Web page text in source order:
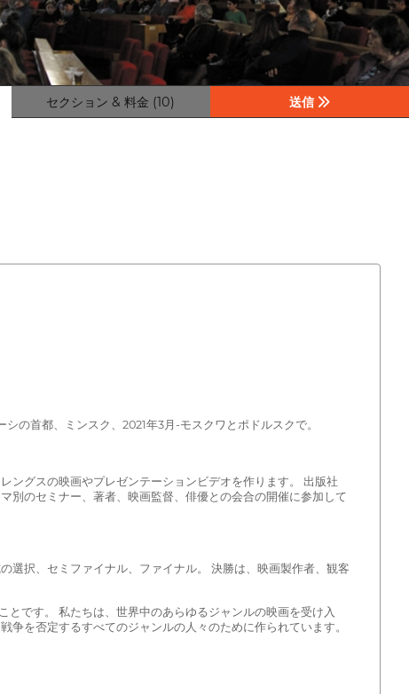
セクション & 料金 (10) 送信
の首都、ミンスク、2021年3月-モスクワとポドルスクで。
ングスの映画やプレゼンテーションビデオを作ります。 出版社
別のセミナー、著者、映画監督、俳優との会合の開催に参加して
選択、セミファイナル、ファイナル。 決勝は、映画製作者、観客
です。 私たちは、世界中のあらゆるジャンルの映画を受け入
を否定するすべてのジャンルの人々のために作られています。